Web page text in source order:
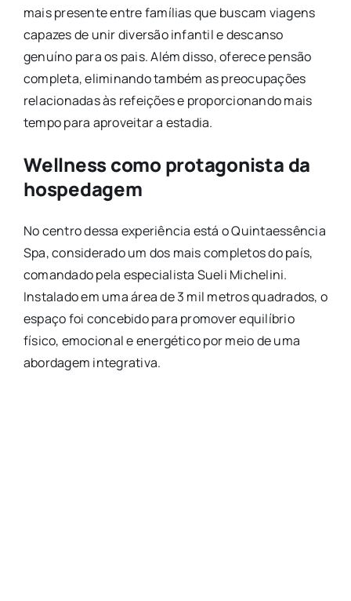
mais presente entre famílias que buscam viagens
capazes de unir diversão infantil e descanso
genuíno para os pais. Além disso, oferece pensão
completa, eliminando também as preocupações
relacionadas às refeições e proporcionando mais
tempo para aproveitar a estadia.
Wellness como protagonista da
hospedagem
No centro dessa experiência está o Quintaessência
Spa, considerado um dos mais completos do país,
comandado pela especialista Sueli Michelini.
Instalado em uma área de 3 mil metros quadrados, o
espaço foi concebido para promover equilíbrio
físico, emocional e energético por meio de uma
abordagem integrativa.